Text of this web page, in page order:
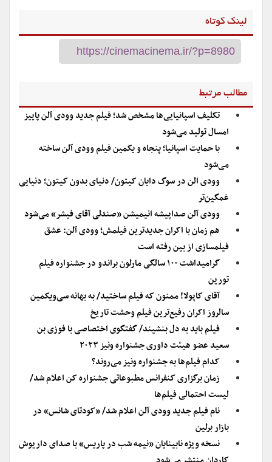
لینک کوتاه
مطالب مرتبط
تکلیف اسپانیایی‌ها مشخص شد؛ فیلم جدید وودی آلن پاییز
امسال تولید می‌شود
با حمایت اسپانیا؛ پنجاه و یکمین فیلم وودی آلن ساخته
می‌شود
وودی الن در سوگ دایان کیتون/ دنیای بدون کیتون؛ دنیایی
غمگین‌تر
وودی آلن صداپیشه انیمیشن «صندلی آقای فیشر» می‌شود
هم زمان با اکران جدیدترین فیلمش؛ وودی آلن: عشق
فیلمسازی از بین رفته است
گرامیداشت ۱۰۰ سالگی مارلون براندو در جشنواره فیلم
تورین
آقای کاپولا! ممنون که فیلم ساختید/ به بهانه سی‌ویکمین
سالروز اکران رفیع‌ترین فیلم وحشت تاریخ
فیلم باید به دل بنشیند/ گفتگوی اختصاصی با فوزی بن
سعید عضو هیئت داوری جشنواره ونیز ۲۰۲۳
کدام فیلم‌ها به جشنواره ونیز می‌روند؟
زمان برگزاری کنفرانس مطبوعاتی جشنواره کن اعلام شد/
لیست احتمالی فیلم‌ها
نام فیلم جدید وودی آلن اعلام شد/ «کودتای شانس» در
بازار برلین
نسخه ویژه نابینایان «نیمه شب در پاریس» با صدای داریوش